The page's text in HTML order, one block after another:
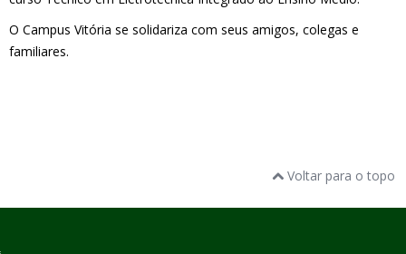
O Campus Vitória se solidariza com seus amigos, colegas e
familiares.
Voltar para o topo